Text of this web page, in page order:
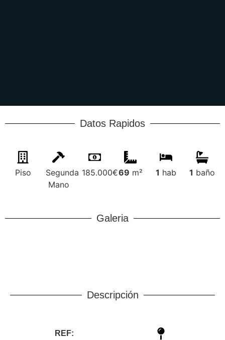
Datos Rapidos
Piso
Segunda
Mano
185.000€69 m² 1 hab 1 baño
Galeria
Descripción
REF: